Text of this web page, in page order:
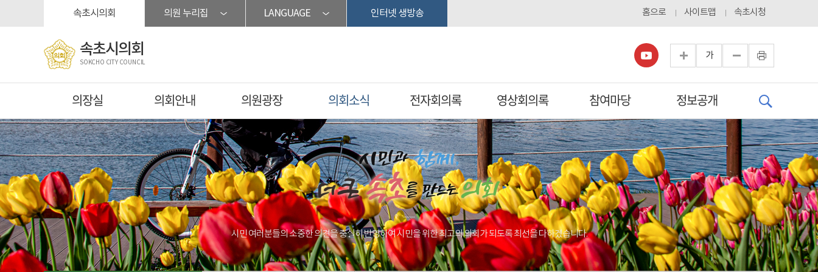
속초시의회 의원 누리집 LANGUAGE 인터넷 생방송 홈으로 사이트맵 속초시청
속초시의회
SOKCHO CITY COUNCIL
가
의장실 의회안내 의원광장 의회소식 전자회의록 영상회의록 참여마당 정보공개
시민 여러분들의 소중한 의견을 충실히 반영하여 시민을 위한 최고의 의회가 되도록 최선을 다하겠습니다.